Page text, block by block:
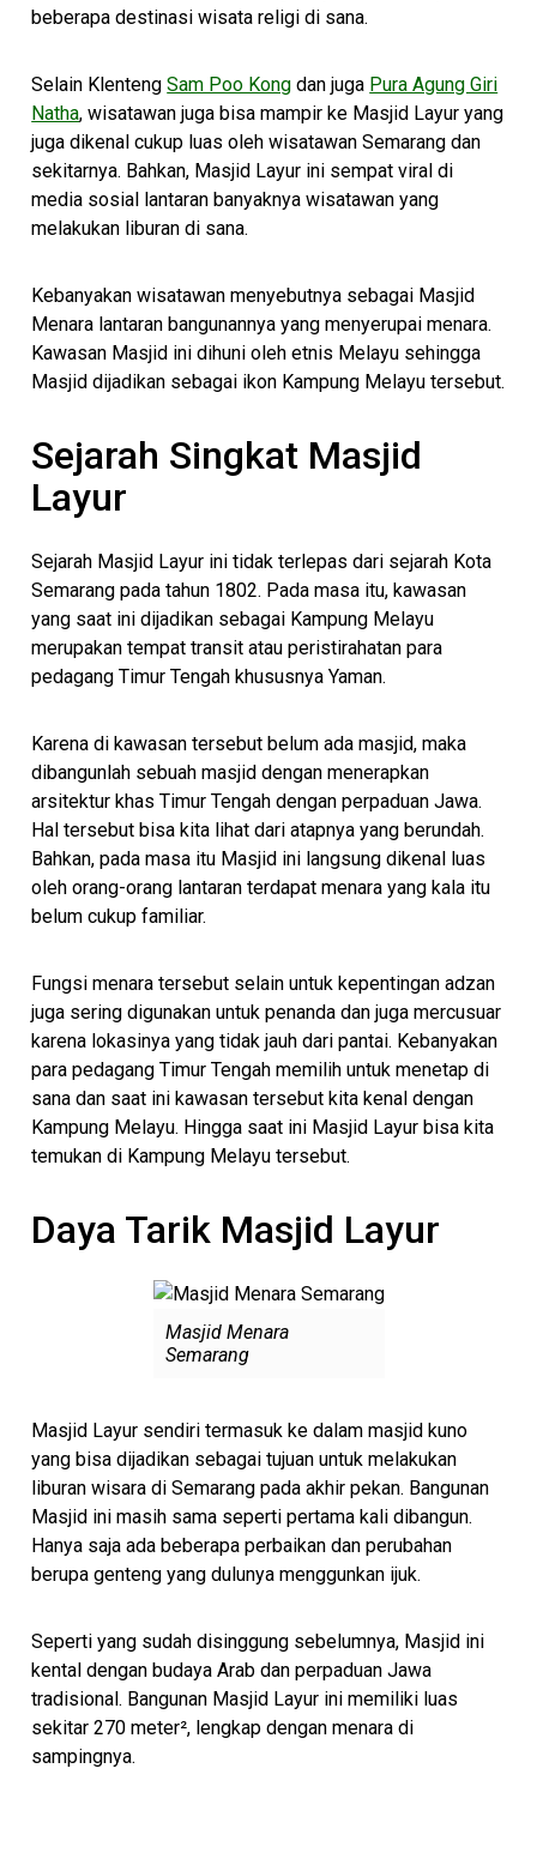
beberapa destinasi wisata religi di sana.
Selain KlentengSam Poo Kong dan juga Pura Agung Giri
Natha, wisatawan juga bisa mampir ke Masjid Layur yang
juga dikenal cukup luas oleh wisatawan Semarang dan
sekitarnya. Bahkan, Masjid Layur ini sempat viral di
media sosial lantaran banyaknya wisatawan yang
melakukan liburan di sana.
Kebanyakan wisatawan menyebutnya sebagai Masjid
Menara lantaran bangunannya yang menyerupai menara.
Kawasan Masjid ini dihuni oleh etnis Melayu sehingga
Masjid dijadikan sebagai ikon Kampung Melayu tersebut.
Sejarah Singkat Masjid
Layur
Sejarah Masjid Layur ini tidak terlepas dari sejarah Kota
Semarang pada tahun 1802. Pada masa itu, kawasan
yang saat ini dijadikan sebagai Kampung Melayu
merupakan tempat transit atau peristirahatan para
pedagang Timur Tengah khususnya Yaman.
Karena di kawasan tersebut belum ada masjid, maka
dibangunlah sebuah masjid dengan menerapkan
arsitektur khas Timur Tengah dengan perpaduan Jawa.
Hal tersebut bisa kita lihat dari atapnya yang berundah.
Bahkan, pada masa itu Masjid ini langsung dikenal luas
oleh orang-orang lantaran terdapat menara yang kala itu
belum cukup familiar.
Fungsi menara tersebut selain untuk kepentingan adzan
juga sering digunakan untuk penanda dan juga mercusuar
karena lokasinya yang tidak jauh dari pantai. Kebanyakan
para pedagang Timur Tengah memilih untuk menetap di
sana dan saat ini kawasan tersebut kita kenal dengan
Kampung Melayu. Hingga saat ini Masjid Layur bisa kita
temukan di Kampung Melayu tersebut.
Daya Tarik Masjid Layur
Masjid Menara
Semarang
Masjid Layur sendiri termasuk ke dalam masjid kuno
yang bisa dijadikan sebagai tujuan untuk melakukan
liburan wisara di Semarang pada akhir pekan. Bangunan
Masjid ini masih sama seperti pertama kali dibangun.
Hanya saja ada beberapa perbaikan dan perubahan
berupa genteng yang dulunya menggunkan ijuk.
Seperti yang sudah disinggung sebelumnya, Masjid ini
kental dengan budaya Arab dan perpaduan Jawa
tradisional. Bangunan Masjid Layur ini memiliki luas
sekitar 270 meter², lengkap dengan menara di
sampingnya.